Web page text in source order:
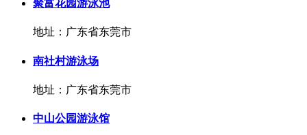
聚富花园游泳池
地址：广东省东莞市
南社村游泳场
地址：广东省东莞市
中山公园游泳馆